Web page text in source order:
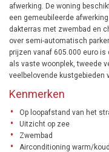
afwerking. De woning
een gemeubileerde
dakterras met zwembad en
over semi-automatisch
prijzen vanaf 605.000 euro
als vaste woonplek, tweede
veelbelovende kustgebieden
Kenmerken
Op loopafstand van het
Uitzicht op zee
Zwembad
Airconditioning warm/koud